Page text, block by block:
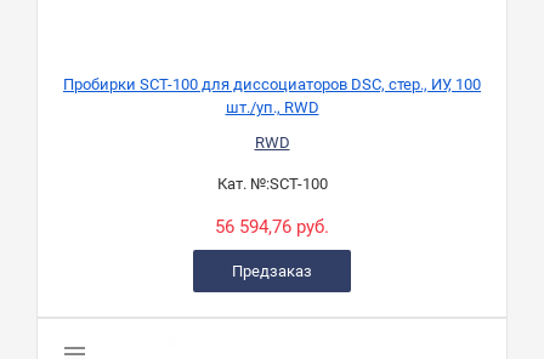
Пробирки SCT-100 для диссоциаторов DSC, стер., ИУ, 100
шт./уп., RWD
RWD
Кат. №:SCT-100
56 594,76 руб.
Предзаказ